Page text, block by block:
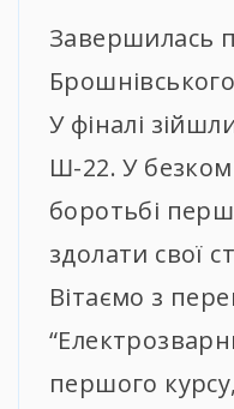
Завершилась
У фіналі
Ш-22. У
боротьбі
здолати свої
Вітаємо з
першого